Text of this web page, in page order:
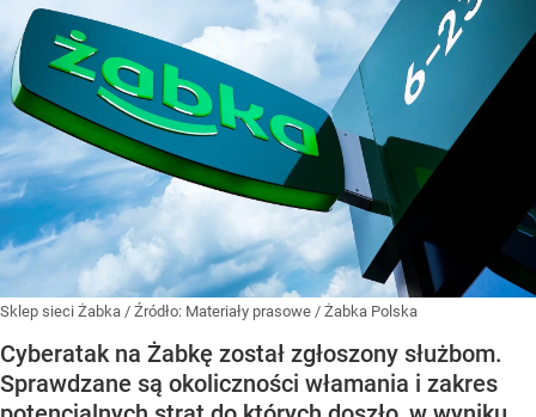
Sklep sieci Żabka / Źródło: Materiały prasowe / Żabka Polska
Cyberatak na Żabkę został zgłoszony służbom.
Sprawdzane są okoliczności włamania i zakres